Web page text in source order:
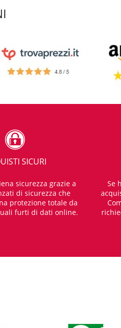
SICURI
sicurezza grazie a
di sicurezza che
protezione totale da
furti di dati online.
Se